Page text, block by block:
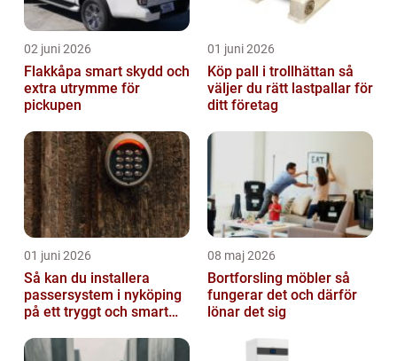
02 juni 2026
Flakkåpa smart skydd och
extra utrymme för
pickupen
01 juni 2026
Köp pall i trollhättan så
väljer du rätt lastpallar för
ditt företag
01 juni 2026
Så kan du installera
passersystem i nyköping
på ett tryggt och smart
08 maj 2026
Bortforsling möbler så
fungerar det och därför
lönar det sig